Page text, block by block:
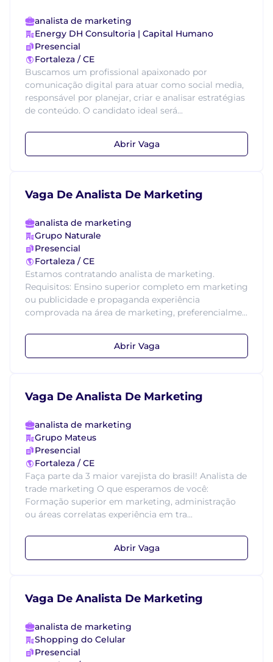
analista de marketing
Energy DH Consultoria | Capital Humano
Presencial
Fortaleza / CE
Buscamos um profissional apaixonado por
comunicação digital para atuar como social media,
responsável por planejar, criar e analisar estratégias
de conteúdo. O candidato ideal será...
Abrir Vaga
Vaga De Analista De Marketing
analista de marketing
Grupo Naturale
Presencial
Fortaleza / CE
Estamos contratando analista de marketing.
Requisitos: Ensino superior completo em marketing
ou publicidade e propaganda experiência
comprovada na área de marketing, preferencialme...
Abrir Vaga
Vaga De Analista De Marketing
analista de marketing
Grupo Mateus
Presencial
Fortaleza / CE
Faça parte da 3 maior varejista do brasil! Analista de
trade marketing O que esperamos de você:
Formação superior em marketing, administração
ou áreas correlatas experiência em tra...
Abrir Vaga
Vaga De Analista De Marketing
analista de marketing
Shopping do Celular
Presencial